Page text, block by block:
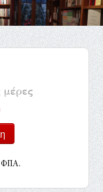
μέρες
ΦΠΑ.